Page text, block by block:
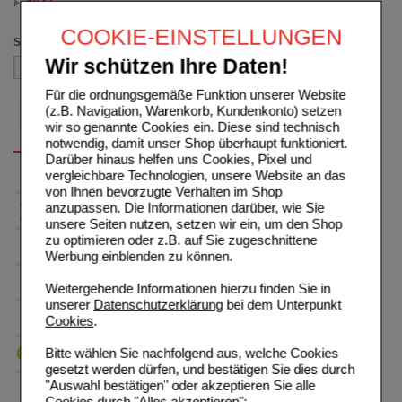
COOKIE-EINSTELLUNGEN
Wir schützen Ihre Daten!
Für die ordnungsgemäße Funktion unserer Website
(z.B. Navigation, Warenkorb, Kundenkonto) setzen
wir so genannte Cookies ein. Diese sind technisch
notwendig, damit unser Shop überhaupt funktioniert.
Darüber hinaus helfen uns Cookies, Pixel und
vergleichbare Technologien, unsere Website an das
von Ihnen bevorzugte Verhalten im Shop
anzupassen. Die Informationen darüber, wie Sie
unsere Seiten nutzen, setzen wir ein, um den Shop
zu optimieren oder z.B. auf Sie zugeschnittene
Werbung einblenden zu können.
Weitergehende Informationen hierzu finden Sie in
unserer Datenschutzerklärungbei dem Unterpunkt
Cookies.
Bitte wählen Sie nachfolgend aus, welche Cookies
gesetzt werden dürfen, und bestätigen Sie dies durch
"Auswahl bestätigen" oder akzeptieren Sie alle
Sortieren nach